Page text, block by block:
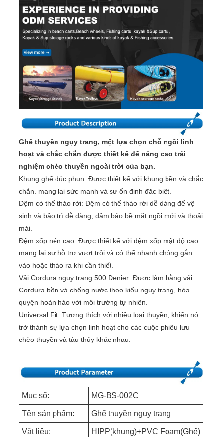
Ghế thuyền ngụy trang, một lựa chọn chỗ ngồi linh
hoạt và chắc chắn được thiết kế để nâng cao trải
nghiệm chèo thuyền ngoài trời của bạn.
Khung ghế đúc phun: Được thiết kế với khung bền và chắc
chắn, mang lại sức mạnh và sự ổn định đặc biệt.
Đệm có thể tháo rời: Đệm có thể tháo rời dễ dàng để vệ
sinh và bảo trì dễ dàng, đảm bảo bề mặt ngồi mới và thoải
mái.
Đệm xốp nén cao: Được thiết kế với đệm xốp mật độ cao
mang lại sự hỗ trợ vượt trội và có thể nhanh chóng gắn
vào hoặc tháo ra khi cần thiết.
Vải Cordura ngụy trang 500 Denier: Được làm bằng vải
Cordura bền và chống nước theo kiểu ngụy trang, hòa
quyện hoàn hảo với môi trường tự nhiên.
Universal Fit: Tương thích với nhiều loại thuyền, khiến nó
trở thành sự lựa chọn linh hoạt cho các cuộc phiêu lưu
chèo thuyền và tàu thủy khác nhau.
Mục số: MG-BS-002C
Tên sản phẩm: Ghế thuyền ngụy trang
Vật liệu: HIPP(khung)+PVC Foam(Ghế)